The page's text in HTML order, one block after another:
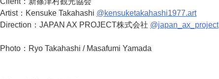
Artist：Kensuke Takahashi @kensuketakahashi1977.art
Direction：JAPAN AX PROJECT株式会社 @japan_ax_project
Photo：Ryo Takahashi / Masafumi Yamada